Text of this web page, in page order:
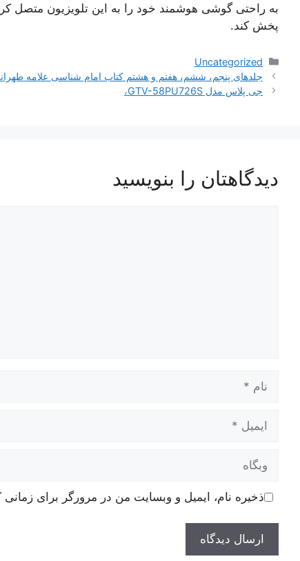
به راحتی گوشی هوشمند خود را به این تلویزیون متصل
پخش کند.
دسته‌ها
Uncategorized
ناوبری
نوشته‌ها
جلدهای پنجم، ششم، هفتم و هشتم کتاب امام شناسی علامه
جی پلاس مدل GTV-58PU726S،
دیدگاهتان را بنویسید
وبگاه
ذخیره نام، ایمیل و وبسایت من در مرورگر برای